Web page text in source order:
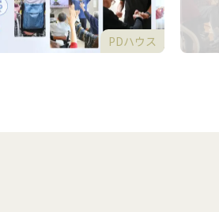
PDハウス